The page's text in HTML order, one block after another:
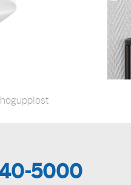
ner denna bild högupplöst
5000